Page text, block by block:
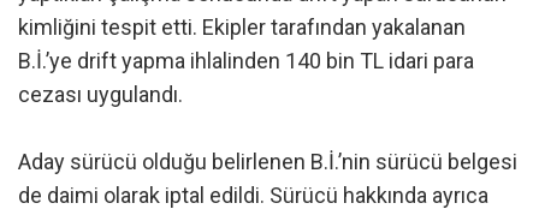
kimliğini tespit etti. Ekipler tarafından yakalanan
B.İ.’ye drift yapma ihlalinden 140 bin TL idari para
cezası uygulandı.
Aday sürücü olduğu belirlenen B.İ.’nin sürücü belgesi
de daimi olarak iptal edildi. Sürücü hakkında ayrıca